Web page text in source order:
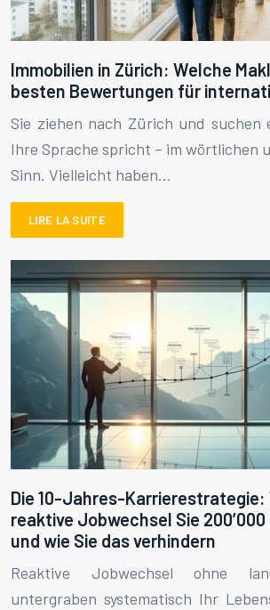
Immobilien in Zürich: Welche
besten Bewertungen für
Sie ziehen nach Zürich und suchen
Ihre Sprache spricht – im wörtlichen
Sinn. Vielleicht haben…
LIRE LA SUITE
Die 10-Jahres-Karrierestrategie:
reaktive Jobwechsel Sie 200’000
und wie Sie das verhindern
Reaktive Jobwechsel ohne
untergraben systematisch Ihr